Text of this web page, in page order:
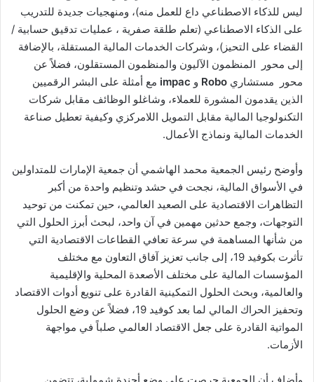
ليس للذكاء الاصطناعي داع للعمل منه)، ومنهجيات جديدة للتدريب
على الذكاء الاصطناعي (تعلم طلقة صفرية ، عمليات تدقيق حسابية /
القضاء على التحيز)، وشركات الخدمات المالية المستقلة، بالإضافة
إلى محور المنظمون الآليون والمنظمون المستقلون، فضلاً عن
محور مستشاري Robo و impac مع أمثلة على البشر الرقميين
الذين يقدمون المشورة للعملاء، وشاغلو الوظائف مقابل شركات
التكنولوجيا المالية مقابل التمويل اللامركزي وكيفية تعطيل صناعة
الخدمات المالية ونماذج الأعمال.
وأوضح رئيس الجمعية محمد الهاشمي أن جمعية الإمارات للمتداولين
في الأسواق المالية، نجحت في حشد وتنظيم واحدة من أكبر
التظاهرات الاقتصادية على الصعيد العالمي، حين تمكنت من توحيد
التوجهات، وجمع حدثين مهمين في آن واحد، لبحث أبرز الحلول التي
من شأنها المساهمة في سرعة تعافي القطاعات الاقتصادية التي
تأثرت بكوفيد 19، إلى جانب تعزيز آفاق التعاون مع مختلف
المؤسسات المالية على مختلف الأصعدة المحلية والإقليمية
والعالمية، وبحث الحلول التمكينية القادرة على تنويع أدوات الاقتصاد
وتحفيز الحراك المالي لما بعد كوفيد 19، فضلاً عن وضع الحلول
المواتية القادرة على جعل الاقتصاد العالمي صلباً في مواجهة
الأزمات.